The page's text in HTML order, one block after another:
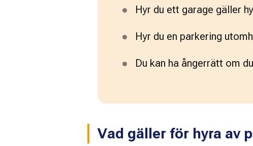
Hyr du ett garage gäller
Hyr du en parkering
Du kan ha ångerrätt om
Vad gäller för hyra av